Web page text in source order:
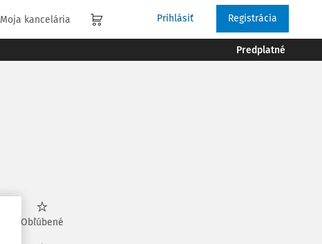
Moja kancelária Prihlásiť Registrácia
Predplatné
Obľúbené